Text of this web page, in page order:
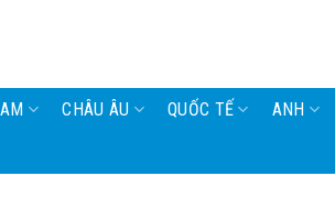
CHÂU ÂU QUỐC TẾ ANH